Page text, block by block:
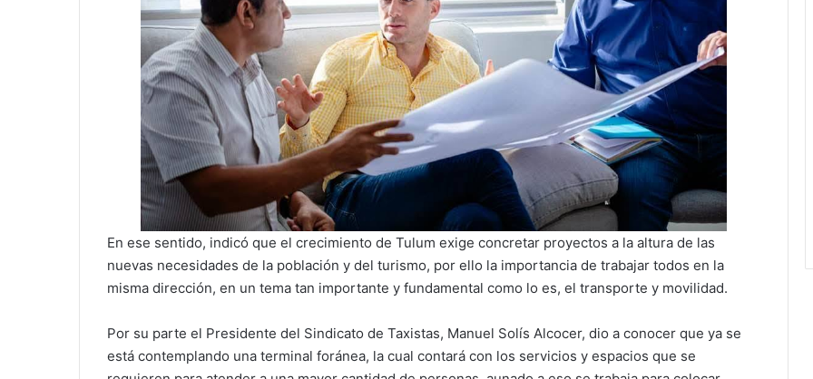
En ese sentido, indicó que el crecimiento de Tulum exige concretar proyectos a la altura de las
nuevas necesidades de la población y del turismo, por ello la importancia de trabajar todos en la
misma dirección, en un tema tan importante y fundamental como lo es, el transporte y movilidad.
Por su parte el Presidente del Sindicato de Taxistas, Manuel Solís Alcocer, dio a conocer que ya se
está contemplando una terminal foránea, la cual contará con los servicios y espacios que se